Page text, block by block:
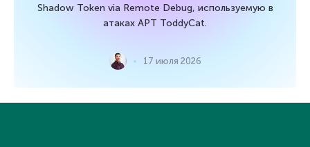
Shadow Token via Remote Debug, используемую в
атаках APT ToddyCat.
17 июля 2026